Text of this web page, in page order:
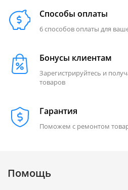
Способы оплаты
6 способов оплаты для
Бонусы клиентам
Зарегистрируйтесь и
товаров
Гарантия
Поможем с ремонтом
Помощь